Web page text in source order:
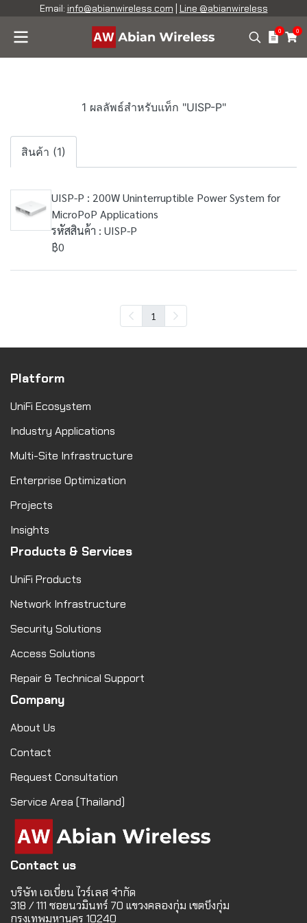
Email: info@abianwireless.com Line @abianwireless
0 0
1 ผลลัพธ์สำหรับแท็ก "UISP-P"
สินค้า (1)
UISP-P : 200W Uninterruptible Power System for
MicroPoP Applications
รหัสสินค้า : UISP-P
฿0
1
Platform
UniFi Ecosystem
Industry Applications
Multi-Site Infrastructure
Enterprise Optimization
Projects
Insights
Products & Services
UniFi Products
Network Infrastructure
Security Solutions
Access Solutions
Repair & Technical Support
Company
About Us
Contact
Request Consultation
Service Area (Thailand)
Contact us
บริษัท เอเบี่ยน ไวร์เลส จำกัด
318 / 111 ซอยนวมินทร์ 70 แขวงคลองกุ่ม เขตบึงกุ่ม
กรุงเทพมหานคร 10240